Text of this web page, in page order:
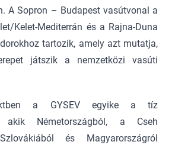
A Sopron – Budapest vasútvonal a
Kelet-Mediterrán és a Rajna-Duna
tartozik, amely azt mutatja,
játszik a nemzetközi vasúti
a GYSEV egyike a tíz
akik Németországból, a Cseh
és Magyarországról